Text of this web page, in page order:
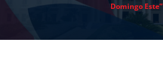
Domingo Este”